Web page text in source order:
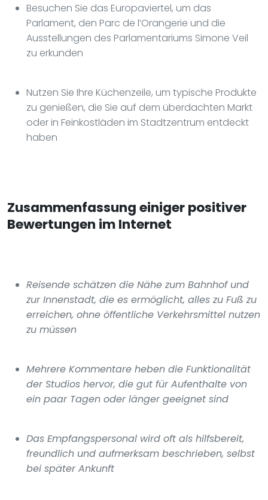
Besuchen Sie das Europaviertel, um das
Parlament, den Parc de l’Orangerie und die
Ausstellungen des Parlamentariums Simone Veil
zu erkunden
Nutzen Sie Ihre Küchenzeile, um typische Produkte
zu genießen, die Sie auf dem überdachten Markt
oder in Feinkostläden im Stadtzentrum entdeckt
haben
Zusammenfassung einiger positiver
Bewertungen im Internet
Reisende schätzen die Nähe zum Bahnhof und
zur Innenstadt, die es ermöglicht, alles zu Fuß zu
erreichen, ohne öffentliche Verkehrsmittel nutzen
zu müssen
Mehrere Kommentare heben die Funktionalität
der Studios hervor, die gut für Aufenthalte von
ein paar Tagen oder länger geeignet sind
Das Empfangspersonal wird oft als hilfsbereit,
freundlich und aufmerksam beschrieben, selbst
bei später Ankunft